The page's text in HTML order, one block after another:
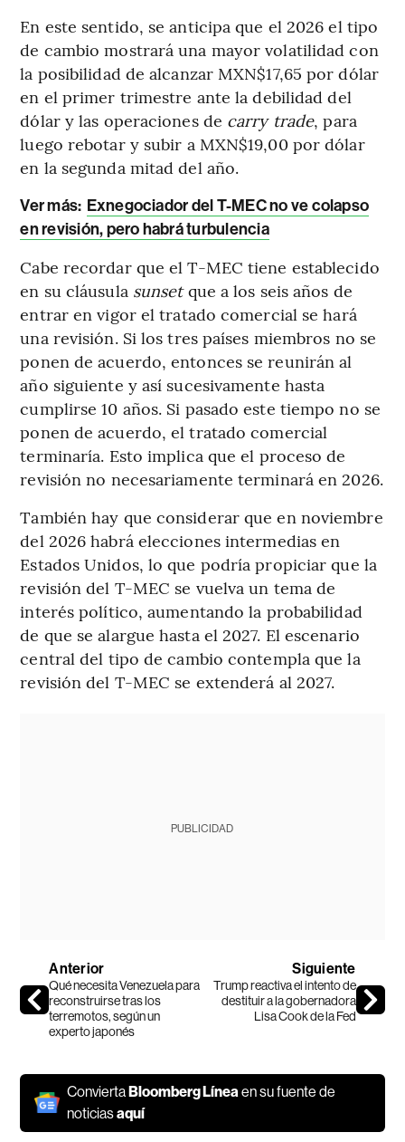
En este sentido, se anticipa que el 2026 el tipo
de cambio mostrará una mayor volatilidad con
la posibilidad de alcanzar MXN$17,65 por dólar
en el primer trimestre ante la debilidad del
dólar y las operaciones de carry trade, para
luego rebotar y subir a MXN$19,00 por dólar
en la segunda mitad del año.
Ver más: Exnegociador del T-MEC no ve colapso
en revisión, pero habrá turbulencia
Cabe recordar que el T-MEC tiene establecido
en su cláusula sunsetque a los seis años de
entrar en vigor el tratado comercial se hará
una revisión. Si los tres países miembros no se
ponen de acuerdo, entonces se reunirán al
año siguiente y así sucesivamente hasta
cumplirse 10 años. Si pasado este tiempo no se
ponen de acuerdo, el tratado comercial
terminaría. Esto implica que el proceso de
revisión no necesariamente terminará en 2026.
También hay que considerar que en noviembre
del 2026 habrá elecciones intermedias en
Estados Unidos, lo que podría propiciar que la
revisión del T-MEC se vuelva un tema de
interés político, aumentando la probabilidad
de que se alargue hasta el 2027. El escenario
central del tipo de cambio contempla que la
revisión del T-MEC se extenderá al 2027.
PUBLICIDAD
Anterior
Qué necesita Venezuela para
reconstruirse tras los
terremotos, según un
experto japonés
Siguiente
Trump reactiva el intento de
destituir a la gobernadora
Lisa Cook de la Fed
ConviertaBloomberg Línea en su fuente de
noticiasaquí